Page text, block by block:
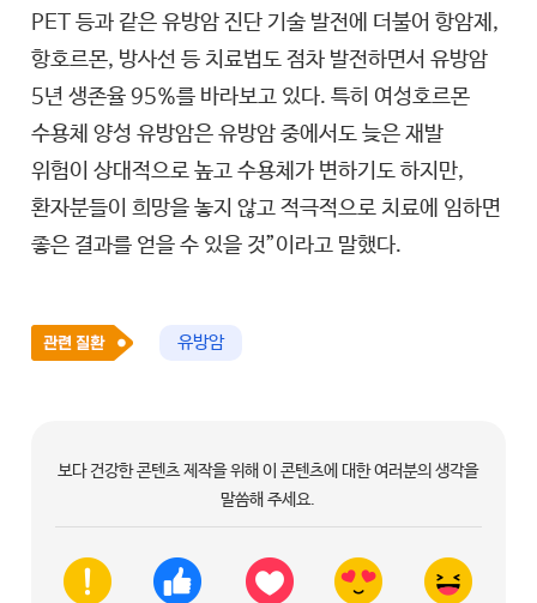
PET 등과 같은 유방암 진단 기술 발전에 더불어 항암제,
항호르몬, 방사선 등 치료법도 점차 발전하면서 유방암
5년 생존율 95%를 바라보고 있다. 특히 여성호르몬
수용체 양성 유방암은 유방암 중에서도 늦은 재발
위험이 상대적으로 높고 수용체가 변하기도 하지만,
환자분들이 희망을 놓지 않고 적극적으로 치료에 임하면
좋은 결과를 얻을 수 있을 것”이라고 말했다.
유방암
보다 건강한 콘텐츠 제작을 위해 이 콘텐츠에 대한 여러분의 생각을
말씀해 주세요.